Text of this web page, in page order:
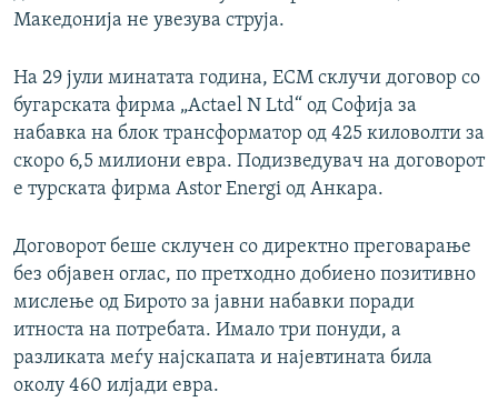
Македонија не увезува струја.
На 29 јули минатата година, ЕСМ склучи договор со
бугарската фирма „Actael N Ltd“ од Софија за
набавка на блок трансформатор од 425 киловолти за
скоро 6,5 милиони евра. Подизведувач на договорот
е турската фирма Astor Energi од Анкара.
Договорот беше склучен со директно преговарање
без објавен оглас, по претходно добиено позитивно
мислење од Бирото за јавни набавки поради
итноста на потребата. Имало три понуди, а
разликата меѓу најскапата и најевтината била
околу 460 илјади евра.